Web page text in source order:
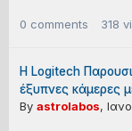
0 comments 318
H Logitech
έξυπνες κάμερες
By astrolabos,